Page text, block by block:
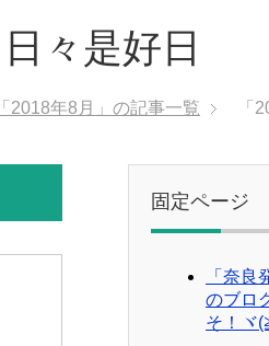
々是好日
「2018年8月」の記事一覧 「
固定ページ
「奈
のブロ
そ！ヾ